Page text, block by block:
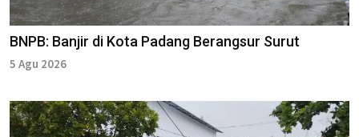
BNPB: Banjir di Kota Padang Berangsur Surut
5 Agu 2026